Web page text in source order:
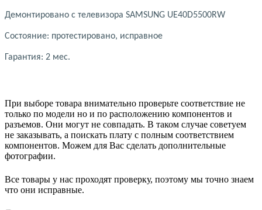
Демонтировано с телевизора SAMSUNG UE40D5500RW
Состояние: протестировано, исправное
Гарантия: 2 мес.
При выборе товара внимательно проверьте соответствие не
только по модели но и по расположению компонентов и
разъемов. Они могут не совпадать. В таком случае советуем
не заказывать, а поискать плату с полным соответствием
компонентов. Можем для Вас сделать дополнительные
фотографии.
Все товары у нас проходят проверку, поэтому мы точно знаем
что они исправные.